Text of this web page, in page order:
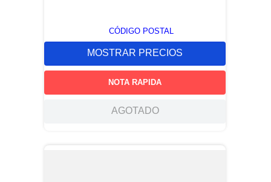
CÓDIGO POSTAL
MOSTRAR PRECIOS
NOTA RAPIDA
AGOTADO